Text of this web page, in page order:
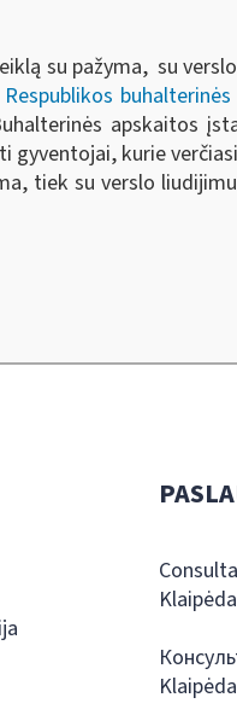
su pažyma, su
Respublikos
apskaitos
kurie
tiek su verslo
Klaipėda
Klaipėda